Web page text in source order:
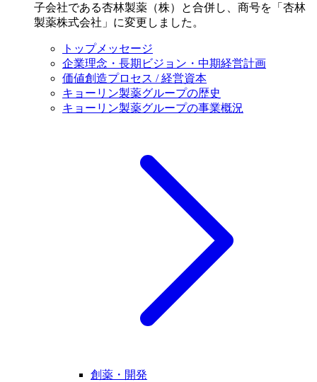
子会社である杏林製薬（株）と合併し、商号を「杏林
製薬株式会社」に変更しました。
トップメッセージ
企業理念・長期ビジョン・中期経営計画
価値創造プロセス / 経営資本
キョーリン製薬グループの歴史
キョーリン製薬グループの事業概況
創薬・開発